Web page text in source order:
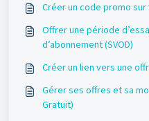
Créer un code promo
Offrer une période
d’abonnement (SVOD)
Créer un lien vers une
Gérer ses offres et sa
Gratuit)